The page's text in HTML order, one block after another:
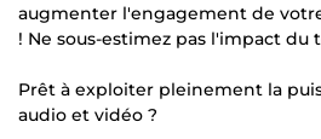
augmenter l'engagement de
! Ne sous-estimez pas l'impact du
Prêt à exploiter pleinement la
audio et vidéo ?